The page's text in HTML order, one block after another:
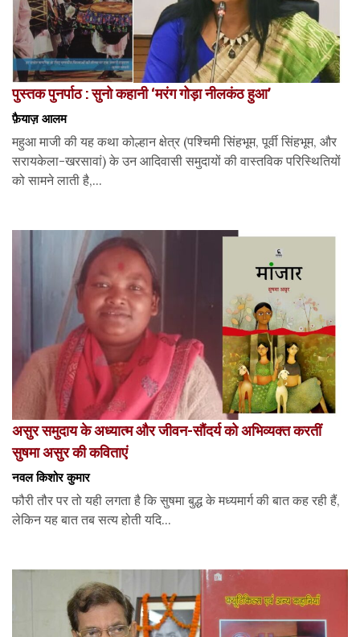
पुस्तक पुनर्पाठ : सुनो कहानी ‘मरंग गोड़ा नीलकंठ हुआ’
फ़ैयाज़ आलम
महुआ माजी की यह कथा कोल्हान क्षेत्र (पश्चिमी सिंहभूम, पूर्वी सिंहभूम, और
सरायकेला-खरसावां) के उन आदिवासी समुदायों की वास्तविक परिस्थितियों
को सामने लाती है,...
असुर समुदाय के अध्यात्म और जीवन-सौंदर्य को अभिव्यक्त करतीं
सुषमा असुर की कविताएं
नवल किशोर कुमार
फौरी तौर पर तो यही लगता है कि सुषमा बुद्ध के मध्यमार्ग की बात कह रही हैं,
लेकिन यह बात तब सत्य होती यदि...